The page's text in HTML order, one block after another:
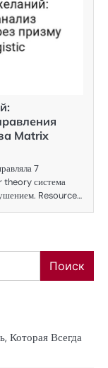
Matrix
7
theory система
Resource…
Поиск
Которая Всегда